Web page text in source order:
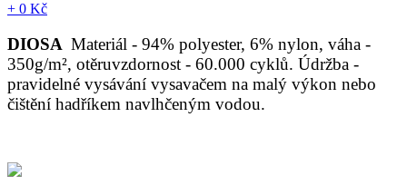
+ 0 Kč
DIOSA Materiál - 94% polyester, 6% nylon, váha -
350g/m², otěruvzdornost - 60.000 cyklů. Údržba -
pravidelné vysávání vysavačem na malý výkon nebo
čištění hadříkem navlhčeným vodou.